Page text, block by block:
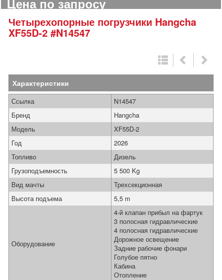
Цена по запросу
Четырехопорные погрузчики Hangcha
XF55D-2 #N14547
Характеристики
Ссылка
N14547
Бренд
Hangcha
Модель
XF55D-2
Год
2026
Топливо
Дизель
Грузоподъемность
5 500 Kg
Вид мачты
Трехсекционная
Высота подъема
5,5 m
Оборудование
4-й клапан прибыл на фартук
3 полосная гидравлические
4 полосная гидравлические
Дорожное освещение
Задние рабочие фонари
Голубое пятно
Кабина
Отопление